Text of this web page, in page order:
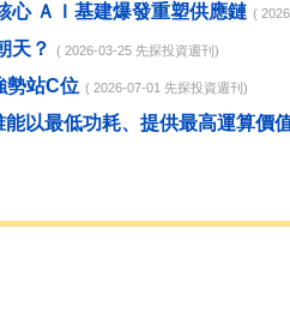
心 ＡＩ基建爆發重塑供應鏈 (
天？ ( 2026-03-25 先探投資週刊)
勢站C位 ( 2026-07-01 先探投資週刊)
以最低功耗、提供最高運算價